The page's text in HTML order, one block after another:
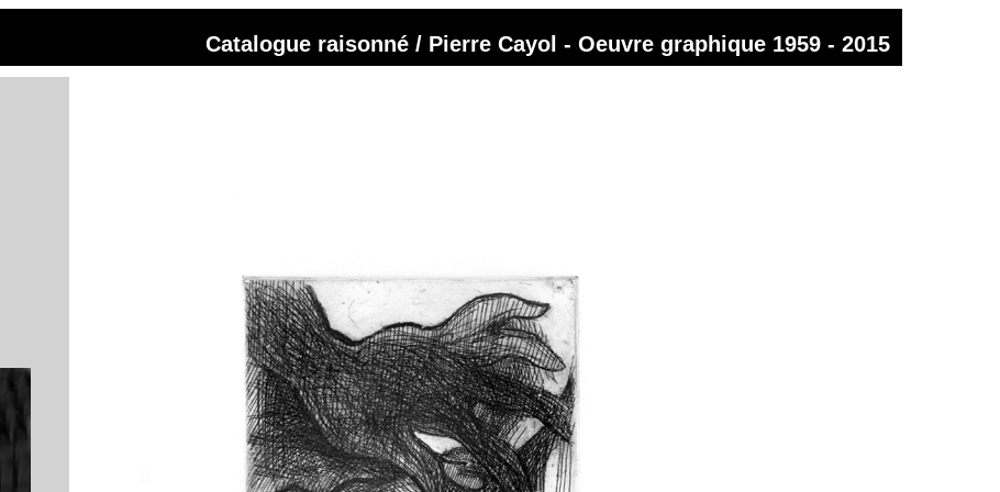
Catalogue raisonné / Pierre Cayol - Oeuvre graphique 1959 - 2015